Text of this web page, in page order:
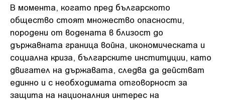
В момента, когато пред българското
общество стоят множество опасности,
породени от водената в близост до
държавната граница война, икономическата и
социална криза, българските институции, като
двигател на държавата, следва да действат
единно и с необходимата отговорност за
защита на националния интерес на